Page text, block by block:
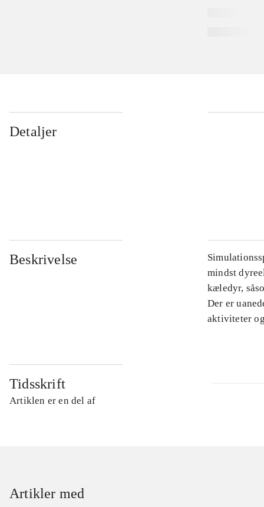
Detaljer
Beskrivelse
mindst
kæledyr,
Der er
aktiviteter
Tidsskrift
Artiklen er en del af
Artikler med